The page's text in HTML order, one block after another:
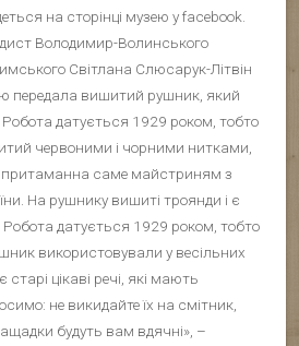
на сторінці музею у facebook.
Володимир-Волинського
Світлана Слюсарук-Літвін
передала вишитий рушник, який
Робота датується 1929 роком, тобто
червоними і чорними нитками,
притаманна саме майстриням з
На рушнику вишиті троянди і є
Робота датується 1929 роком, тобто
використовували у весільних
цікаві речі, які мають
не викидайте їх на смітник,
будуть вам вдячні», –